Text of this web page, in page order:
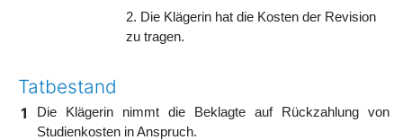
2. Die Klägerin hat die Kosten der Revision
zu tragen.
Tatbestand
1
Die Klägerin nimmt die Beklagte auf Rückzahlung von
Studienkosten in Anspruch.